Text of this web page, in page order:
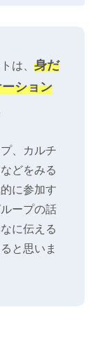
は、身だ
ション
、カルチ
どをみる
に参加す
ープの話
に伝える
と思いま